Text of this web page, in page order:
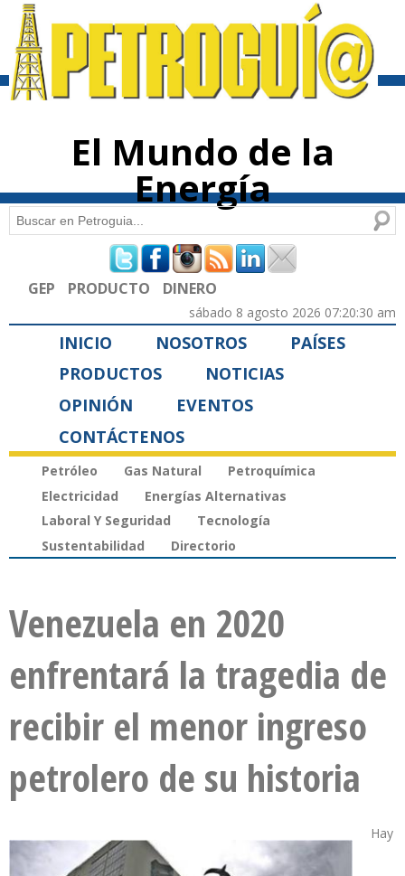
contenido
El Mundo de la
Energía
Formulario de búsqueda
Buscar
GEP PRODUCTO DINERO
sábado 8 agosto 2026 07:20:30 am
INICIO NOSOTROS
PAÍSES
PRODUCTOS
NOTICIAS
OPINIÓN
EVENTOS
CONTÁCTENOS
Petróleo Gas Natural
Petroquímica
Electricidad
Energías Alternativas
Laboral Y Seguridad
Tecnología
Sustentabilidad
Directorio
Venezuela en 2020
enfrentará la tragedia de
recibir el menor ingreso
petrolero de su historia
Hay